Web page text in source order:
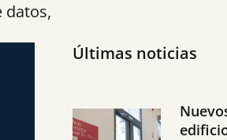
datos,
Últimas noticias